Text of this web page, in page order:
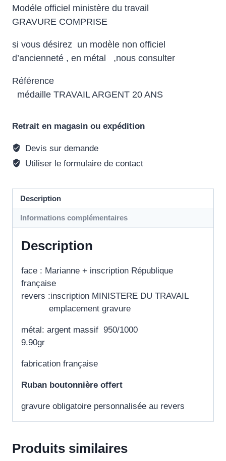
Modéle officiel ministère du travail
GRAVURE COMPRISE
si vous désirez un modèle non officiel
d’ancienneté , en métal ,nous consulter
Référence
médaille TRAVAIL ARGENT 20 ANS
Retrait en magasin ou expédition
Devis sur demande
Utiliser le formulaire de contact
Description
Informations complémentaires
Description
face : Marianne + inscription République
française
revers :inscription MINISTERE DU TRAVAIL
emplacement gravure
métal: argent massif 950/1000
9.90gr
fabrication française
Ruban boutonnière offert
gravure obligatoire personnalisée au revers
Produits similaires